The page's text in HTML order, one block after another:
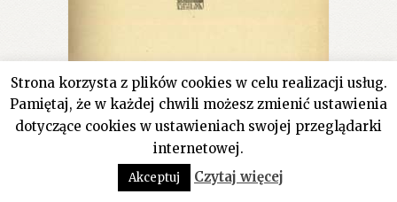
Na Skalnem Podhalu
Strona korzysta z plików cookies w celu realizacji usług.
Pamiętaj, że w każdej chwili możesz zmienić ustawienia
dotyczące cookies w ustawieniach swojej przeglądarki
internetowej.
Akceptuj Czytaj więcej